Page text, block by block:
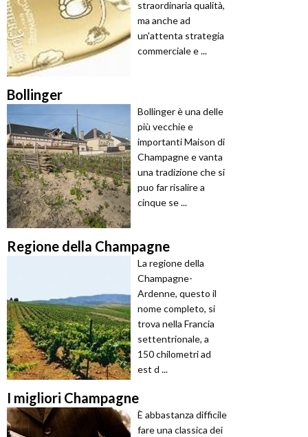
straordinaria qualità,
ma anche ad
un'attenta strategia
commerciale e ...
Bollinger
Bollinger è una delle
più vecchie e
importanti Maison di
Champagne e vanta
una tradizione che si
puo far risalire a
cinque se ...
Regione della Champagne
La regione della
Champagne-
Ardenne, questo il
nome completo, si
trova nella Francia
settentrionale, a
150 chilometri ad
est d ...
I migliori Champagne
È abbastanza difficile
fare una classica dei